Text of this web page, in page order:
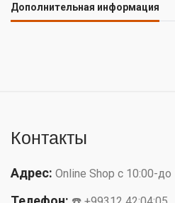
Дополнительная информация
Контакты
Адрес: Online Shop с 10:00-до